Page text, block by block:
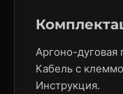
Аргоно-дуговая
Кабель с
Инструкция.